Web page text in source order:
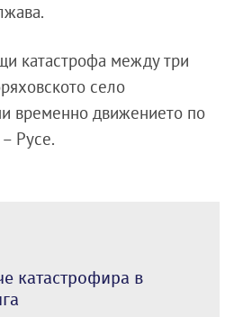
катастрофа между три
село
временно движението по
Русе.
катастрофира в